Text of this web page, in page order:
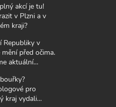
akcí je tu!
v Plzni a v
kraji?
Republiky v
mění před očima.
aktuální
pro
kraj vydali